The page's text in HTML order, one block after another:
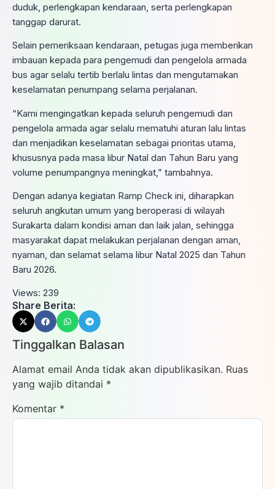
duduk, perlengkapan kendaraan, serta perlengkapan
tanggap darurat.
Selain pemeriksaan kendaraan, petugas juga memberikan
imbauan kepada para pengemudi dan pengelola armada
bus agar selalu tertib berlalu lintas dan mengutamakan
keselamatan penumpang selama perjalanan.
“Kami mengingatkan kepada seluruh pengemudi dan
pengelola armada agar selalu mematuhi aturan lalu lintas
dan menjadikan keselamatan sebagai prioritas utama,
khususnya pada masa libur Natal dan Tahun Baru yang
volume penumpangnya meningkat,” tambahnya.
Dengan adanya kegiatan Ramp Check ini, diharapkan
seluruh angkutan umum yang beroperasi di wilayah
Surakarta dalam kondisi aman dan laik jalan, sehingga
masyarakat dapat melakukan perjalanan dengan aman,
nyaman, dan selamat selama libur Natal 2025 dan Tahun
Baru 2026.
Views: 239
Share Berita:
Tinggalkan Balasan
Alamat email Anda tidak akan dipublikasikan. Ruas
yang wajib ditandai *
Komentar *